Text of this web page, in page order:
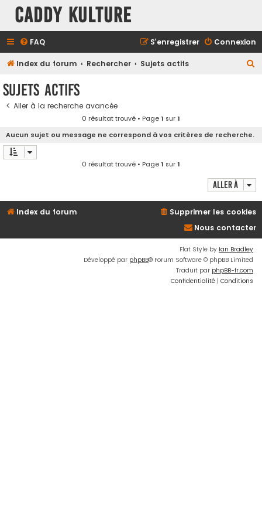
Caddy Kulture
FAQ Connexion
S’enregistrer
Index du forum Rechercher Sujets actifs
r
Sujets actifs
Aller à la recherche avancée
0 résultat trouvé • Page1 sur1
Aucun sujet ou message ne correspond à vos critères de recherche.
0 résultat trouvé • Page1 sur1
Aller à
Index du forum
Supprimer les cookies
Nous contacter
Flat Style by Ian Bradley
Développé par phpBB® Forum Software © phpBB Limited
Traduit par phpBB-fr.com
Confidentialité | Conditions